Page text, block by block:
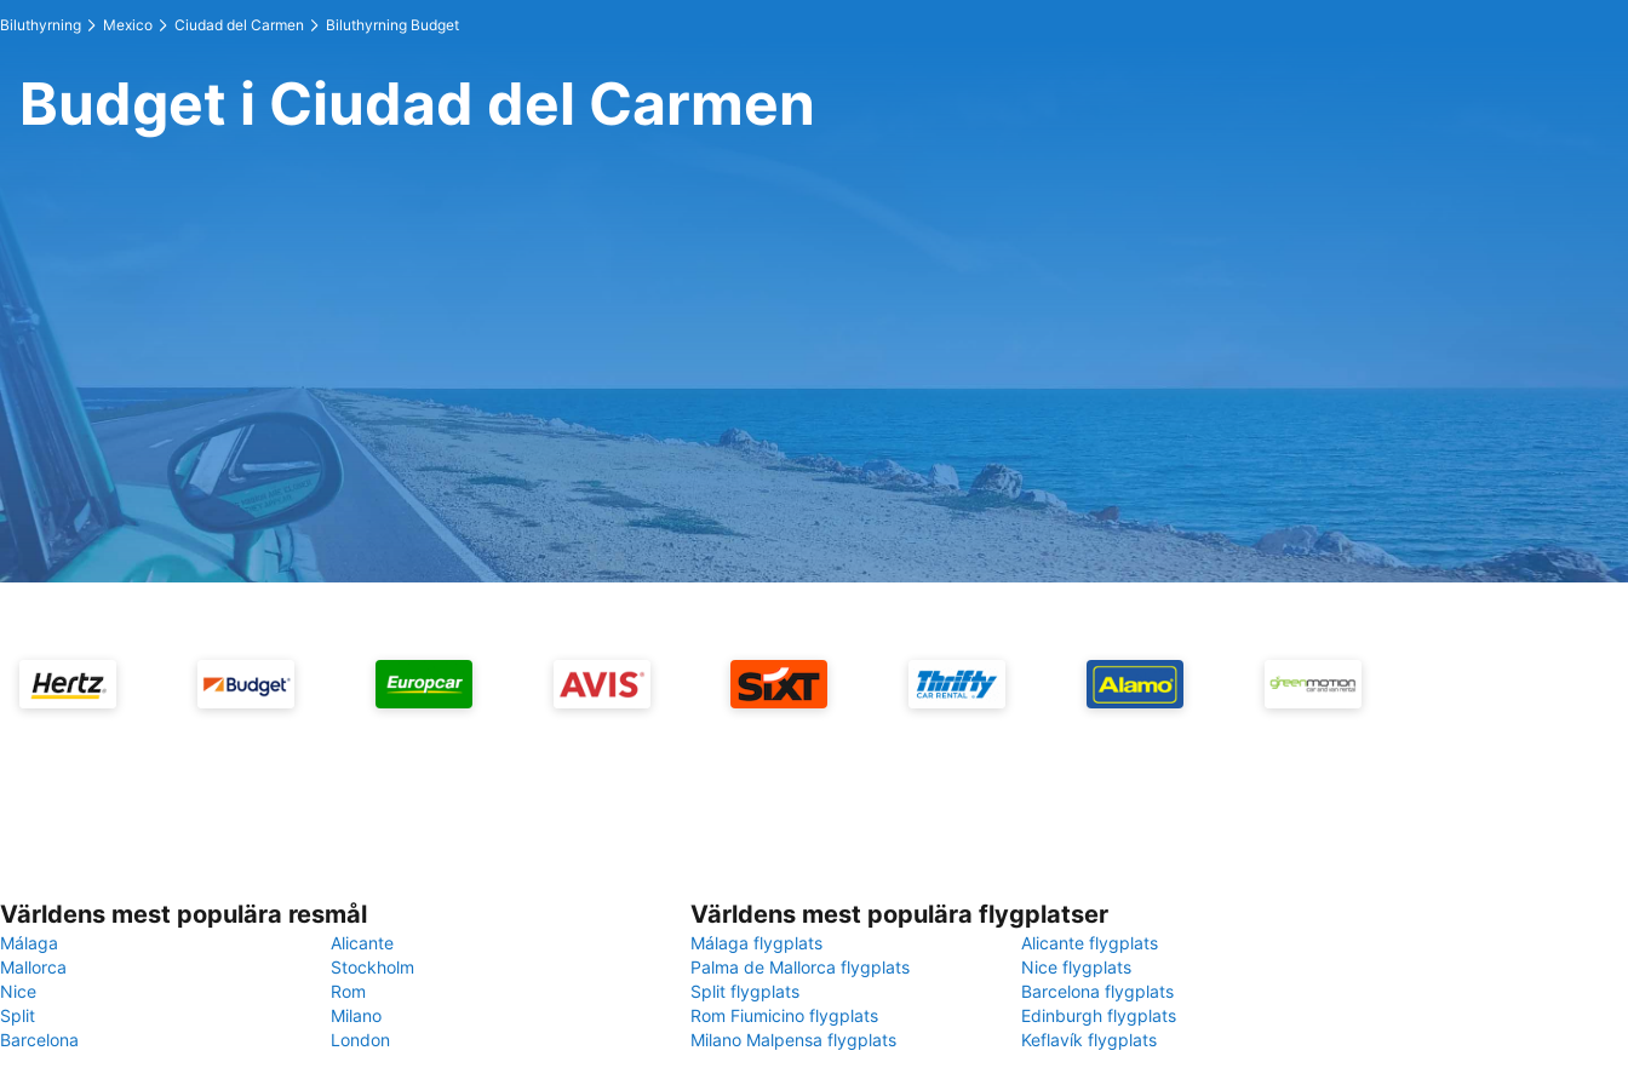
Biluthyrning Mexico Ciudad del Carmen Biluthyrning Budget
Budget i Ciudad del Carmen
Världens mest populära resmål
Málaga
Alicante
Mallorca
Stockholm
Nice
Rom
Split
Milano
Barcelona
London
Världens mest populära flygplatser
Málaga flygplats
Alicante flygplats
Palma de Mallorca flygplats
Nice flygplats
Split flygplats
Barcelona flygplats
Rom Fiumicino flygplats
Edinburgh flygplats
Milano Malpensa flygplats
Keflavík flygplats